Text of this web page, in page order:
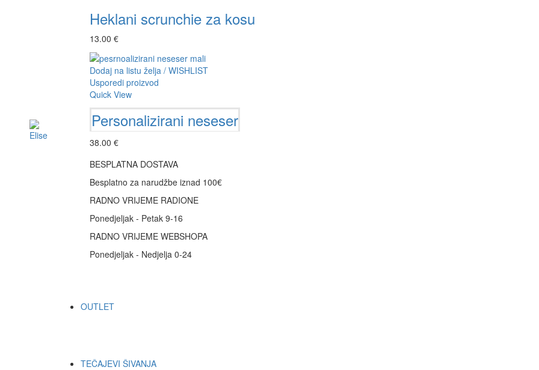
Heklani scrunchie za kosu
13.00 €
Dodaj na listu želja / WISHLIST
Usporedi proizvod
Quick View
Personalizirani neseser
38.00 €
Add to cart
BESPLATNA DOSTAVA
Besplatno za narudžbe iznad 100€
RADNO VRIJEME RADIONE
Ponedjeljak - Petak 9-16
RADNO VRIJEME WEBSHOPA
Ponedjeljak - Nedjelja 0-24
OUTLET
TEČAJEVI ŠIVANJA